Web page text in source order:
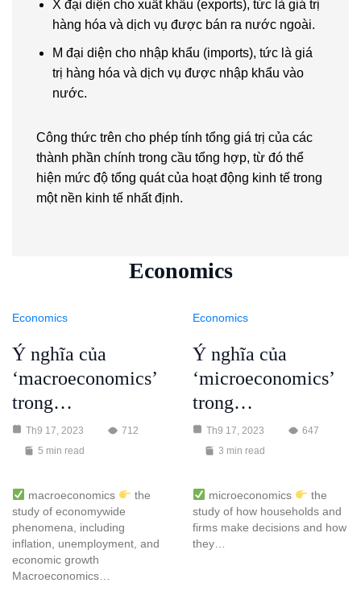
X đại diện cho xuất khẩu (exports), tức là giá trị
hàng hóa và dịch vụ được bán ra nước ngoài.
M đại diện cho nhập khẩu (imports), tức là giá
trị hàng hóa và dịch vụ được nhập khẩu vào
nước.
Công thức trên cho phép tính tổng giá trị của các
thành phần chính trong cầu tổng hợp, từ đó thể
hiện mức độ tổng quát của hoạt động kinh tế trong
một nền kinh tế nhất định.
Economics
Economics
Ý nghĩa của
‘macroeconomics’
trong…
Th9 17, 2023
712
5 min read
macroeconomics
the
study of economywide
phenomena, including
inflation, unemployment, and
economic growth
Macroeconomics…
Economics
Ý nghĩa của
‘microeconomics’
trong…
Th9 17, 2023
647
3 min read
microeconomics
the
study of how households and
firms make decisions and how
they…